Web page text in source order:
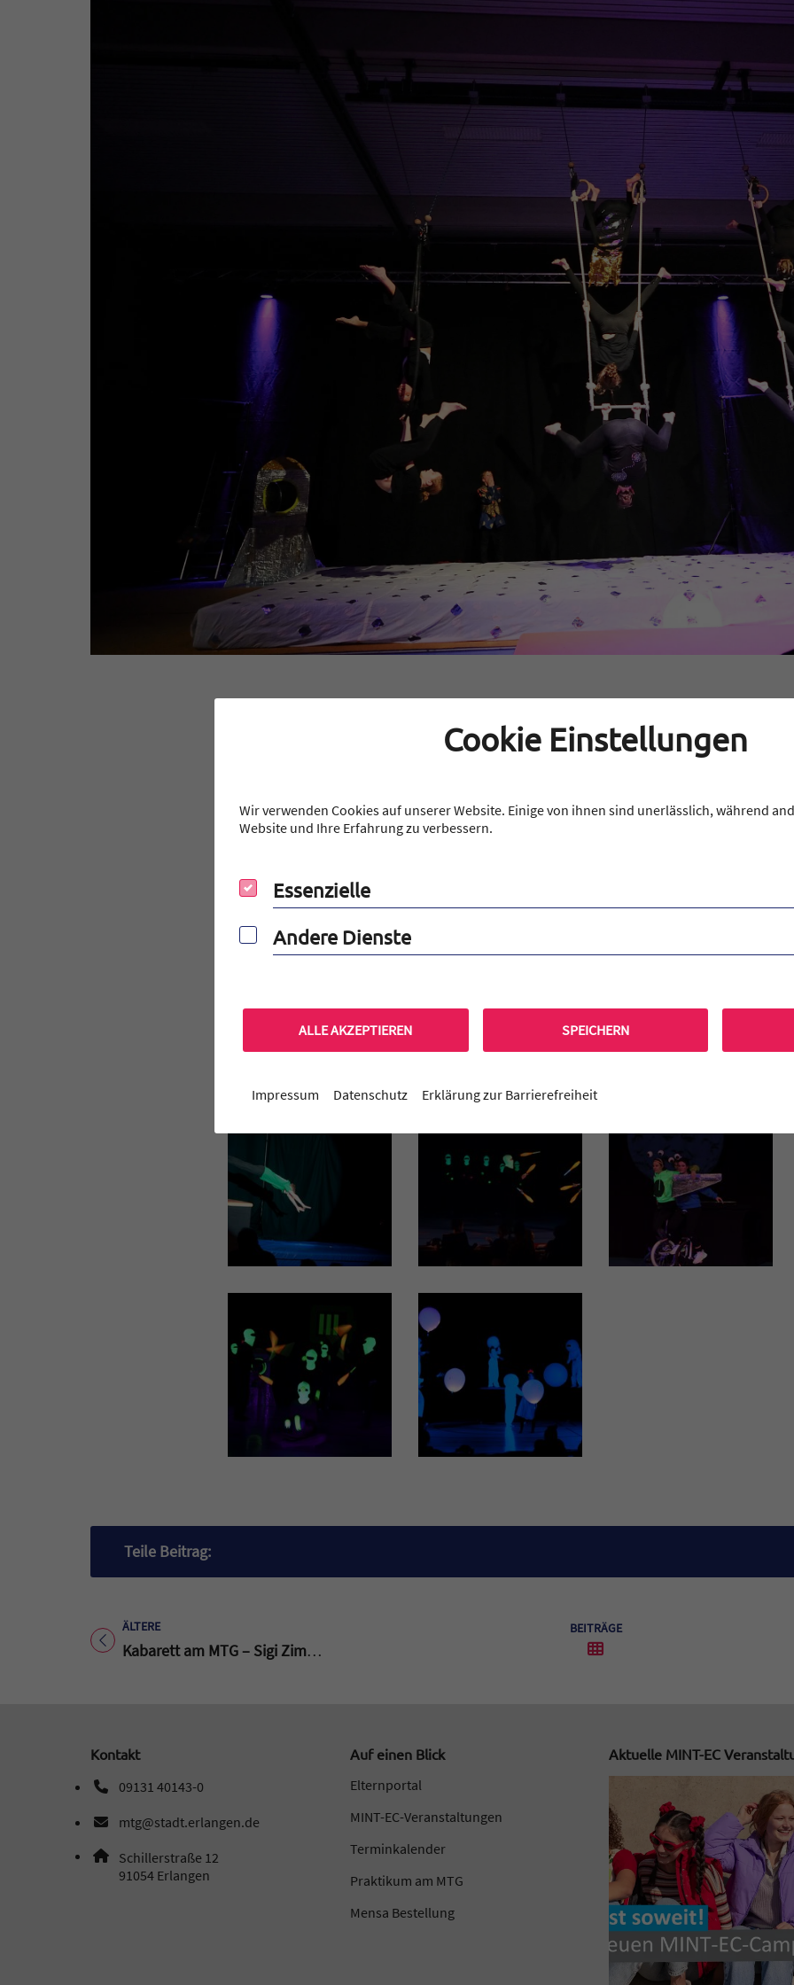
ins All und flog mit uns zum Mond – und das gratis.
Mit ihrer Inszenzierung „Weltraum“ begeisterten rund 80 Schüler und Schülerinnen unseres
Sternenbilder und waghalsige Akrobaten und Akrobatinnen. Mit tatkräftiger Unterstützung
und Filmteams entstanden an drei Abenden grandiose Bilder in unserer Turnhalle, die uns
Vielen Dank an alle Mitwirkenden für euer Engagement, eure Motivation und eure Kreativität!
Teile Beitrag:
ÄLTERE
Titel für Beitrag
Kabarett am MTG – Sigi Zimmerschied und HG. Butzko lassen den Theaterkeller beben!
BEITRÄGE
Kontakt
09131 40143-0
Telefonnummer: 0 9 1 3 1 4 0 1 4 3 0
mtg@stadt.erlangen.de
E-Mail Adresse: mtg@stadt.erlangen.de
Adresse:
Schillerstraße 12
91054 , 9 1 0 5 4
Erlangen
Auf einen Blick
Elternportal
MINT-EC-Veranstaltungen
Terminkalender
Praktikum am MTG
Mensa Bestellung
Aktuelle MINT-EC
Cookie Einstellungen
Wir verwenden Cookies auf unserer Website. Einige von ihnen sind unerlässlich, während
Website und Ihre Erfahrung zu verbessern.
Essenzielle
Essenzielle
Andere Dienste
Andere Dienste
ALLE AKZEPTIEREN SPEICHERN
Impressum Datenschutz Erklärung zur Barrierefreiheit